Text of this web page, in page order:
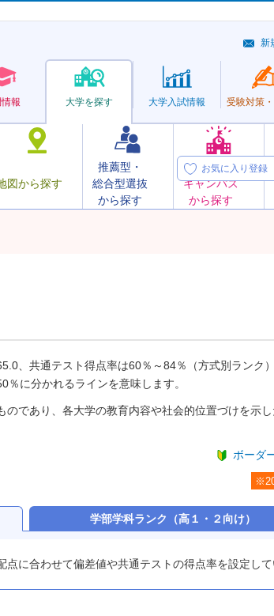
報 大学を探す
図から探す
推薦型・
総合型選抜
から探す
オープン
キャンパス
から探す
大学入試情報 受験対策・
新
お気に入り登録
、共通テスト得点率は60％～84％（方式別ランク）
に分かれるラインを意味します。
であり、各大学の教育内容や社会的位置づけを示
ボーダ
学部学科ランク （高１・２向け）
に合わせて偏差値や共通テストの得点率を設定して